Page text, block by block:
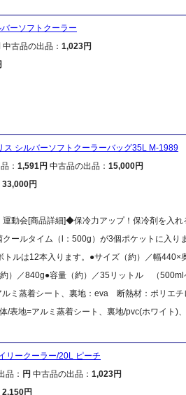
ーソフトクーラー
中古品の出品： 1,023円
ス シルバーソフトクーラーバッグ35L M-1989
： 1,591円 中古品の出品： 15,000円
33,000円
運動会[商品詳細]◆保冷力アップ！保冷剤を入れ
ールタイム（l：500g）が3個ポケットに入り
ルは12本入ります。●サイズ（約）／幅440×
）／840g●容量（約）／35リットル （500ml
ミ蒸着シート、裏地：eva 断熱材：ポリエチ
/表地=アルミ蒸着シート、裏地/pvc(ホワイト)
リークーラー/20L ピーチ
品： 円 中古品の出品： 1,023円
2,150円